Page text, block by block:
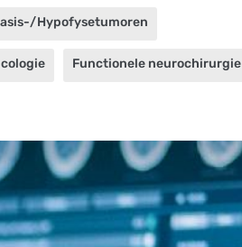
Hypofysetumoren
Functionele neurochirurgie